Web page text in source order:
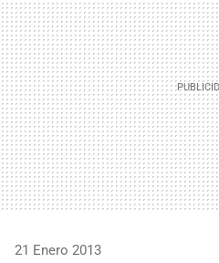
21 Enero 2013